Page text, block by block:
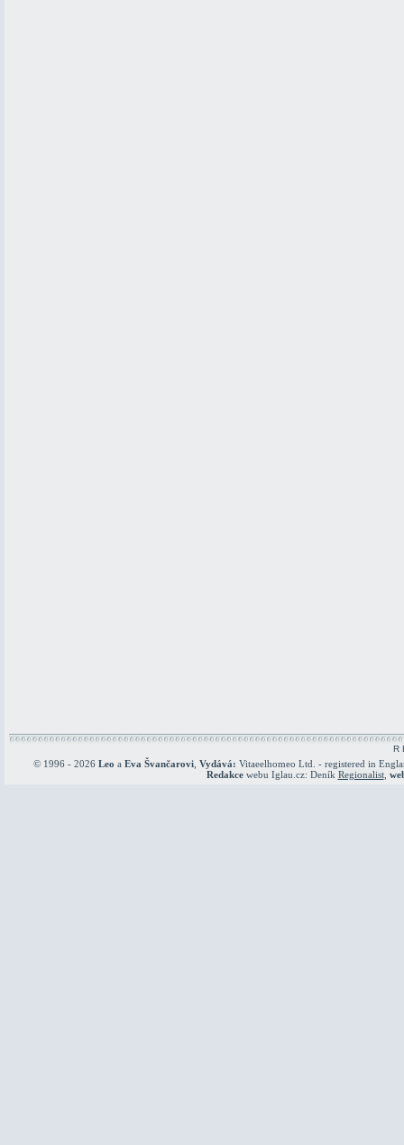
R
© 1996 - 2026 Leo a Eva Švančarovi Vydává: Vitaeelhomeo Ltd. - registered in
Redakcewebu Iglau.cz: Deník Regionalist,